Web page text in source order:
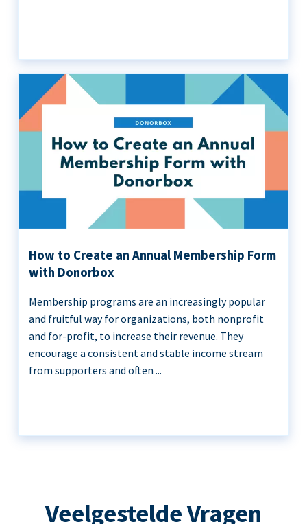
How to Create an Annual Membership Form
with Donorbox
Membership programs are an increasingly popular
and fruitful way for organizations, both nonprofit
and for-profit, to increase their revenue. They
encourage a consistent and stable income stream
from supporters and often ...
Veelgestelde Vragen